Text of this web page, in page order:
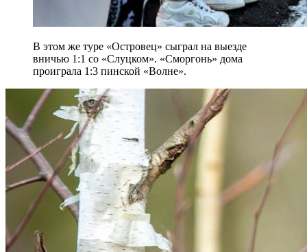
В этом же туре «Островец» сыграл на выезде
вничью 1:1 со «Слуцком». «Сморгонь» дома
проиграла 1:3 пинской «Волне».